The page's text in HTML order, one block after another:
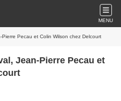
MENU
Pecau et Colin Wilson chez Delcourt
Jean-Pierre Pecau et